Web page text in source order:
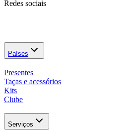
Redes sociais
Países
Presentes
Taças e acessórios
Kits
Clube
Serviços